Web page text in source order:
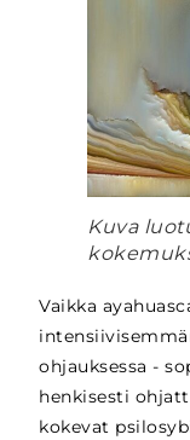
Kuva
Vaikka
ohjauksessa -
henkisesti
kokevat